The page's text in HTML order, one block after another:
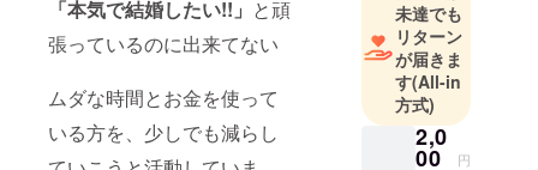
「本気で結婚したい!!」 と頑
張っているのに出来てない
ムダな時間とお金を使って
いる方を、少しでも減らし
人をしてい
ます。
お見合い
に、印象
アップセミ
ナー、婚活
未達でも
リターン
が届きま
す(All-in
方式)
2,0
00 円